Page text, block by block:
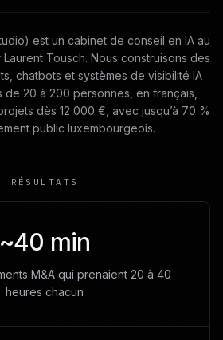
est un cabinet de conseil en IA au
Tousch. Nous construisons des
chatbots et systèmes de visibilité IA
20 à 200 personnes, en français,
dès 12 000 €, avec jusqu’à 70 %
public luxembourgeois.
RÉSULTATS
~40 min
M&A qui prenaient 20 à 40
heures chacun